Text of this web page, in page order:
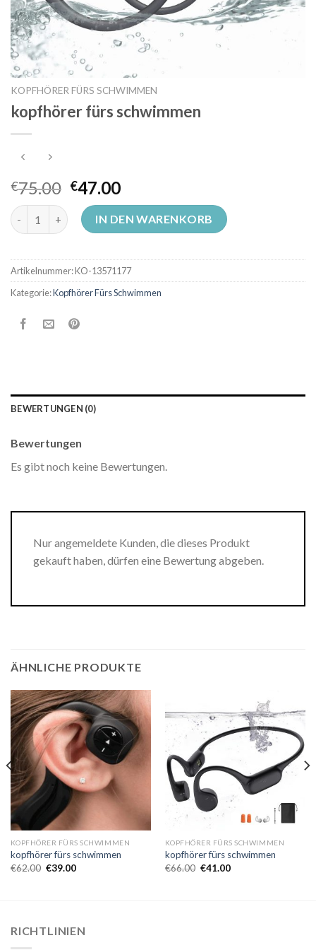
KOPFHÖRER FÜRS SCHWIMMEN
kopfhörer fürs schwimmen
€75.00 €47.00
kopfhörer fürs schwimmen Menge
IN DEN WARENKORB
Artikelnummer:KO-13571177
Kategorie:Kopfhörer Fürs Schwimmen
BEWERTUNGEN (0)
Bewertungen
Es gibt noch keine Bewertungen.
Nur angemeldete Kunden, die dieses Produkt
gekauft haben, dürfen eine Bewertung abgeben.
ÄHNLICHE PRODUKTE
KOPFHÖRER FÜRS SCHWIMMEN
kopfhörer fürs schwimmen
€62.00 €39.00
KOPFHÖRER FÜRS SCHWIMMEN
kopfhörer fürs schwimmen
€66.00 €41.00
RICHTLINIEN